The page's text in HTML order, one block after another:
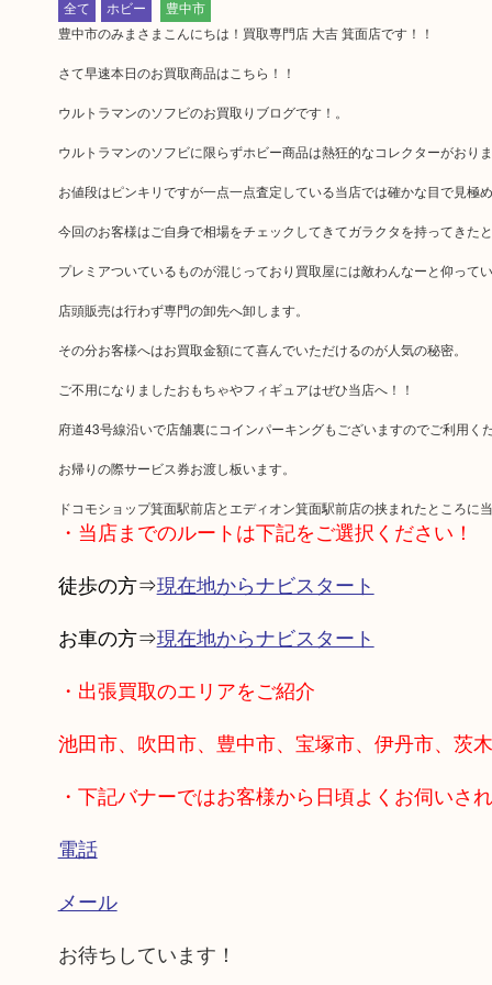
全て ホビー
豊中市
豊中市のみまさまこんにちは！買取専門店 大吉 箕面店です！！
さて早速本日のお買取商品はこちら！！
ウルトラマンのソフビのお買取りブログです！。
ウルトラマンのソフビに限らずホビー商品は熱狂的なコレクターがおり
お値段はピンキリですが一点一点査定している当店では確かな目で見極
今回のお客様はご自身で相場をチェックしてきてガラクタを持ってきた
プレミアついているものが混じっており買取屋には敵わんなーと仰ってい
店頭販売は行わず専門の卸先へ卸します。
その分お客様へはお買取金額にて喜んでいただけるのが人気の秘密。
ご不用になりましたおもちゃやフィギュアはぜひ当店へ！！
府道43号線沿いで店舗裏にコインパーキングもございますのでご利用くだ
お帰りの際サービス券お渡し板います。
ドコモショップ箕面駅前店とエディオン箕面駅前店の挟まれたところに当
・当店までのルートは下記をご選択ください！
徒歩の方⇒現在地からナビスタート
お車の方⇒現在地からナビスタート
・出張買取のエリアをご紹介
池田市、吹田市、豊中市、宝塚市、伊丹市、茨
・下記バナーではお客様から日頃よくお伺いさ
電話
メール
お待ちしています！